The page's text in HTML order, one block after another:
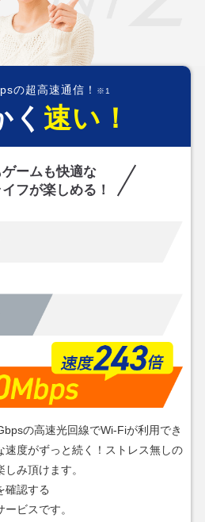
の超高速通信！ ※1
く 速い！
ームも快適な
フが楽しめる！
の高速光回線でWi-Fiが利用でき
速度がずっと続く！ストレス無しの
み頂けます。
確認する
ビスです。